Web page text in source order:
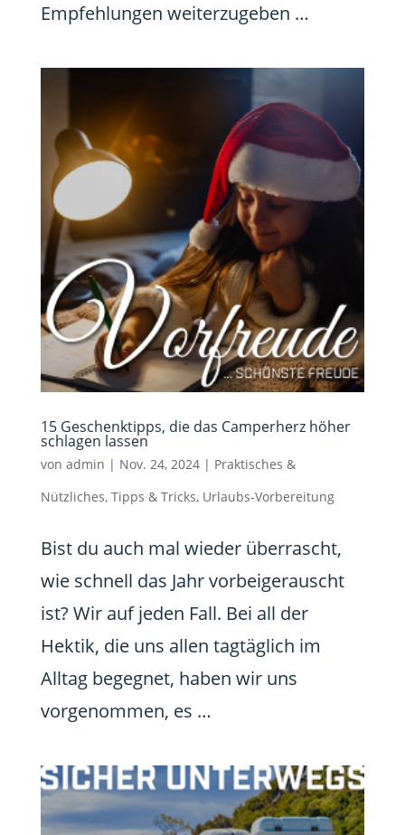
Empfehlungen weiterzugeben …
15 Geschenktipps, die das Camperherz höher
schlagen lassen
von admin | Nov. 24, 2024| Praktisches &
Nützliches, Tipps & Tricks, Urlaubs-Vorbereitung
Bist du auch mal wieder überrascht,
wie schnell das Jahr vorbeigerauscht
ist? Wir auf jeden Fall. Bei all der
Hektik, die uns allen tagtäglich im
Alltag begegnet, haben wir uns
vorgenommen, es …